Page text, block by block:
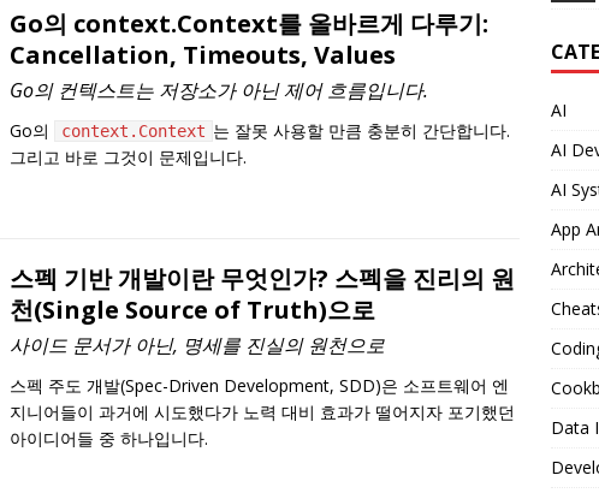
Go의 context.Context를 올바르게 다루기:
Cancellation, Timeouts, Values
Go의 컨텍스트는 저장소가 아닌 제어 흐름입니다.
Go의 context.Context 는 잘못 사용할 만큼 충분히 간단합니다.
그리고 바로 그것이 문제입니다.
스펙 기반 개발이란 무엇인가? 스펙을 진리의 원
천(Single Source of Truth)으로
사이드 문서가 아닌, 명세를 진실의 원천으로
스펙 주도 개발(Spec-Driven Development, SDD)은 소프트웨어 엔
지니어들이 과거에 시도했다가 노력 대비 효과가 떨어지자 포기했던
아이디어들 중 하나입니다.
AI
AI
AI
App
Data